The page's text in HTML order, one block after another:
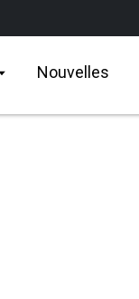
Nouvelles